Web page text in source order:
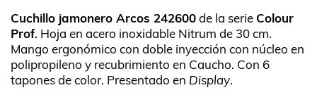
Cuchillo jamonero Arcos 242600de la serie Colour
Prof. Hoja en acero inoxidable Nitrum de 30 cm.
Mango ergonómico con doble inyección con núcleo en
polipropileno y recubrimiento en Caucho. Con 6
tapones de color. Presentado en Display.